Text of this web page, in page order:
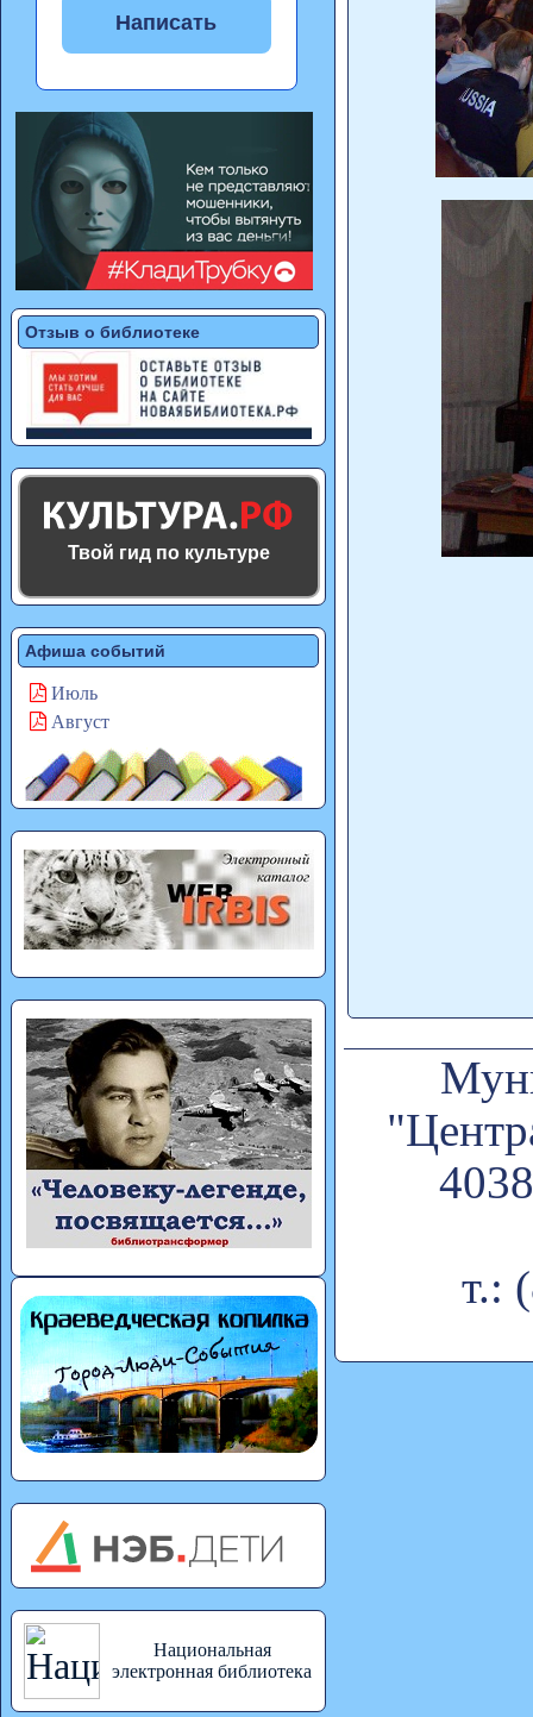
Написать
Отзыв о библиотеке
Твой гид по культуре
Афиша событий
Июль
Август
Национальная
электронная библиотека
т.: